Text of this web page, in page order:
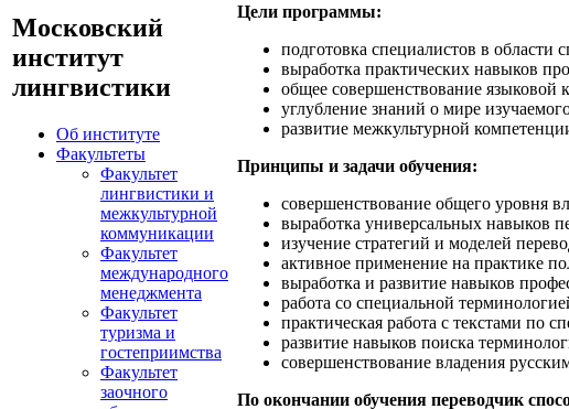
Московский
институт
лингвистики
Об институте
Факультеты
Факультет
лингвистики и
межкультурной
коммуникации
Факультет
международного
менеджмента
Факультет
туризма и
гостеприимства
Факультет
заочного
Цели программы:
подготовка специалистов в
выработка практических навыков
общее совершенствование
углубление знаний о мире
развитие межкультурной
Принципы и задачи обучения:
совершенствование общего уровня
выработка универсальных навыков
изучение стратегий и моделей
активное применение на практике
выработка и развитие навыков
работа со специальной
практическая работа с текстами по
развитие навыков поиска
совершенствование владения
По окончании обучения переводчик